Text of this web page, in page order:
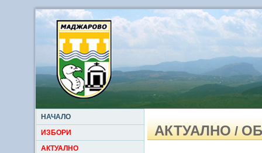
НАЧАЛО
ИЗБОРИ
АКТУАЛНО
АКТУАЛНО/